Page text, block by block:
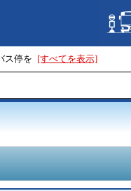
ス停を [すべてを表示]